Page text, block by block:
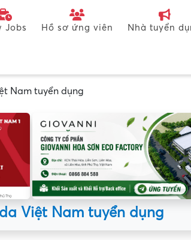
Jobs Hồ sơ ứng viên Nhà tuyển
Nam tuyển dụng
Việt Nam tuyển dụng